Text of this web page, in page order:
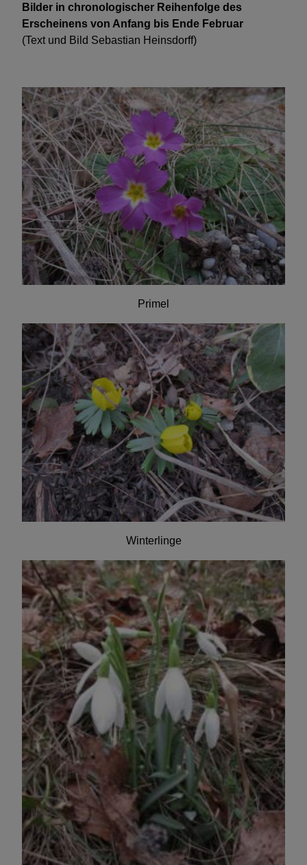
Bilder in chronologischer Reihenfolge des
Erscheinens von Anfang bis Ende Februar
(Text und Bild Sebastian Heinsdorff)
Primel
Winterlinge